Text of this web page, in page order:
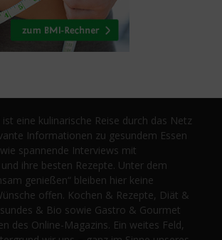
ist eine kulinarische Reise durch das Netz
Informationen zu gesundem Essen
spannende Interviews mit
ihre besten Rezepte. Unter dem
genießen“ bleiben hier keine
offen. Kochen & Rezepte, Diät &
& Bio sowie Gastro & Gourmet
des Online-Magazins. Ein weites Feld,